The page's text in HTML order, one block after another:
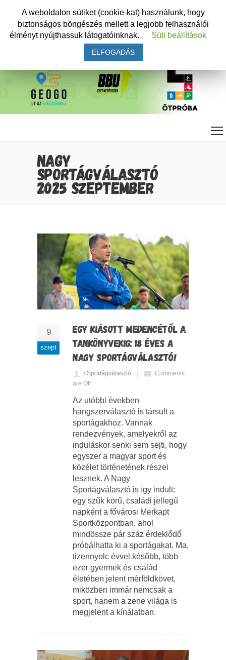
NAGY
SPORTÁGVÁLASZTÓ
2025 SZEPTEMBER
9
szept
EGY KIÁSOTT MEDENCÉTŐL A
TANKÖNYVEKIG: 18 ÉVES A
NAGY SPORTÁGVÁLASZTÓ!
/ Sportágválasztó
Comments
are Off
Az utóbbi években
hangszerválasztó is társult a
sportágakhoz. Vannak
rendezvények, amelyekről az
induláskor senki sem sejti, hogy
egyszer a magyar sport és
közélet történetének részei
lesznek. A Nagy
Sportágválasztó is így indult:
egy szűk körű, családi jellegű
napként a fővárosi Merkapt
Sportközpontban, ahol
mindössze pár száz érdeklődő
próbálhatta ki a sportágakat. Ma,
tizennyolc évvel később, több
ezer gyermek és család
életében jelent mérföldkövet,
miközben immár nemcsak a
sport, hanem a zene világa is
megjelent a kínálatban.
A weboldalon sütiket (cookie-kat) használunk, hogy
biztonságos böngészés mellett a legjobb felhasználói
élményt nyújthassuk látogatóinknak.
Süti beállítások
ELFOGADÁS